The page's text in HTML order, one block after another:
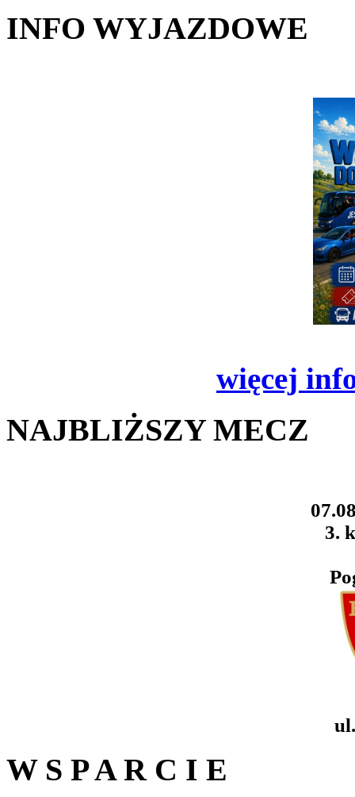
INFO WYJAZDOWE
więcej
NAJBLIŻSZY MECZ
3.
W S P A R C I E